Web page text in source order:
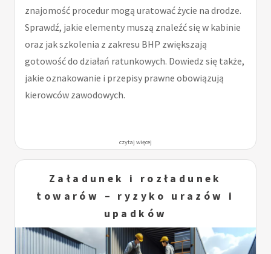
znajomość procedur mogą uratować życie na drodze.
Sprawdź, jakie elementy muszą znaleźć się w kabinie
oraz jak szkolenia z zakresu BHP zwiększają
gotowość do działań ratunkowych. Dowiedz się także,
jakie oznakowanie i przepisy prawne obowiązują
kierowców zawodowych.
czytaj więcej
Załadunek i rozładunek
towarów – ryzyko urazów i
upadków